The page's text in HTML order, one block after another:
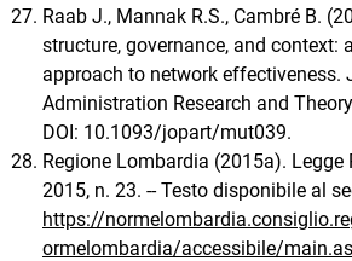
Raab J., Mannak R.S., Cambré B.
structure, governance, and context:
approach to network effectiveness.
Administration Research and
DOI: 10.1093/jopart/mut039.
Regione Lombardia (2015a). Legge
2015, n. 23. -- Testo disponibile al
https://
ormelombardia/accessibile/